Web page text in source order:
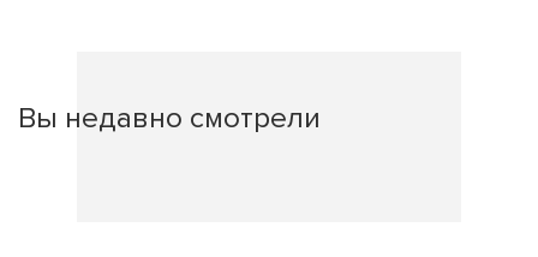
Вы недавно смотрели